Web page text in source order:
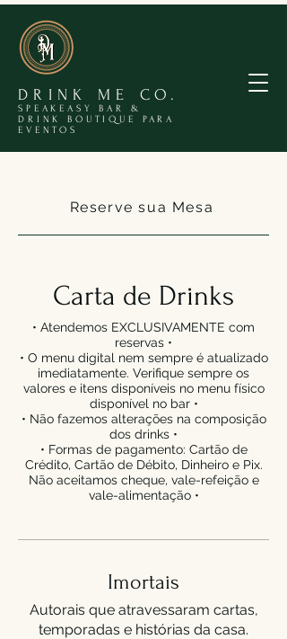
DRINK ME CO.
SPEAKEASY BAR &
DRINK BOUTIQUE PARA
EVENTOS
Reserve sua Mesa
Carta de Drinks
• Atendemos EXCLUSIVAMENTE com
reservas •
• O menu digital nem sempre é atualizado
imediatamente. Verifique sempre os
valores e itens disponíveis no menu físico
disponível no bar •
• Não fazemos alterações na composição
dos drinks •
• Formas de pagamento: Cartão de
Crédito, Cartão de Débito, Dinheiro e Pix.
Não aceitamos cheque, vale-refeição e
vale-alimentação •
Imortais
Autorais que atravessaram cartas,
temporadas e histórias da casa.